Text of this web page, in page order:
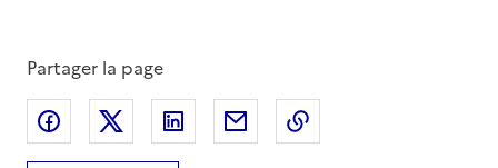
Partager la page
Partager sur Facebook
Partager sur XPartager sur LinkedIn
Partager par email